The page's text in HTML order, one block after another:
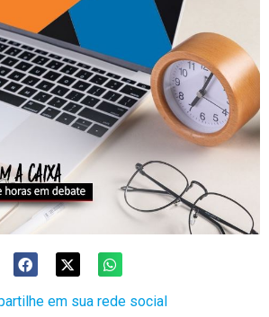
em sua rede social